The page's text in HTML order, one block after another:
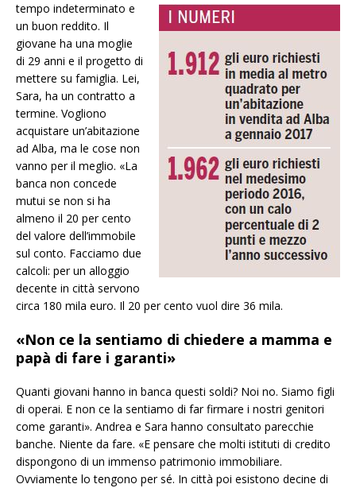
tempo indeterminato e
un buon reddito. Il
giovane ha una moglie
di 29 anni e il progetto di
mettere su famiglia. Lei,
Sara, ha un contratto a
termine. Vogliono
acquistare un’abitazione
ad Alba, ma le cose non
vanno per il meglio. «La
banca non concede
mutui se non si ha
almeno il 20 per cento
del valore dell’immobile
sul conto. Facciamo due
calcoli: per un alloggio
decente in città servono
circa 180 mila euro. Il 20 per cento vuol dire 36 mila.
«Non ce la sentiamo di chiedere a mamma e
papà di fare i garanti»
Quanti giovani hanno in banca questi soldi? Noi no. Siamo figli
di operai. E non ce la sentiamo di far firmare i nostri genitori
come garanti». Andrea e Sara hanno consultato parecchie
banche. Niente da fare. «E pensare che molti istituti di credito
dispongono di un immenso patrimonio immobiliare.
Ovviamente lo tengono per sé. In città poi esistono decine di